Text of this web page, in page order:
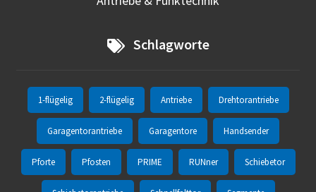
Schlagworte
1-flügelig 2-flügelig Antriebe Drehtorantriebe
Garagentorantriebe Garagentore Handsender
Pforte Pfosten PRIME RUNner Schiebetor